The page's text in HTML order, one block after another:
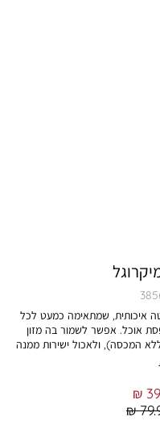
איכותית, שמתאימה כמעט לכל
אוכל. אפשר לשמור בה מזון
המכסה), ולאכול ישירות ממנה
מתאימה לנשיאה לעבודה,
תבשילים, פסטה, אורז, ירקות
בסיום השימוש, פשוט מכניסים
שעושה הכל! חוסכת כלים והופכת